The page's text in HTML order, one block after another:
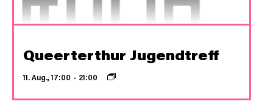
Queerterthur Jugendtreff
11. Aug., 17:00 – 21:00